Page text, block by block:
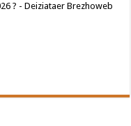
? - Deiziataer Brezhoweb